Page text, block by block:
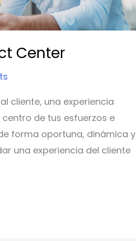
Center
cliente, una experiencia
de tus esfuerzos e
forma oportuna, dinámica y
una experiencia del cliente